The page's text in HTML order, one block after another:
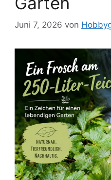
Juni 7, 2026 von